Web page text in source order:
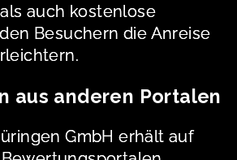
auch kostenlose
Besuchern die Anreise
aus anderen Portalen
GmbH erhält auf